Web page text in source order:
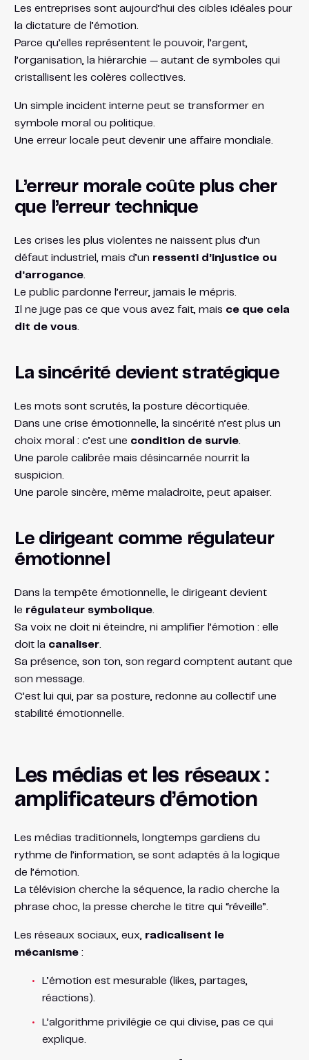
Les entreprises sont aujourd’hui des cibles idéales pour
la dictature de l’émotion.
Parce qu’elles représentent le pouvoir, l’argent,
l’organisation, la hiérarchie — autant de symboles qui
cristallisent les colères collectives.
Un simple incident interne peut se transformer en
symbole moral ou politique.
Une erreur locale peut devenir une affaire mondiale.
L’erreur morale coûte plus cher
que l’erreur technique
Les crises les plus violentes ne naissent plus d’un
défaut industriel, mais d’un ressenti d’injustice ou
d’arrogance.
Le public pardonne l’erreur, jamais le mépris.
Il ne juge pas ce que vous avez fait, mais ce que cela
dit de vous.
La sincérité devient stratégique
Les mots sont scrutés, la posture décortiquée.
Dans une crise émotionnelle, la sincérité n’est plus un
choix moral : c’est une condition de survie.
Une parole calibrée mais désincarnée nourrit la
suspicion.
Une parole sincère, même maladroite, peut apaiser.
Le dirigeant comme régulateur
émotionnel
Dans la tempête émotionnelle, le dirigeant devient
le régulateur symbolique.
Sa voix ne doit ni éteindre, ni amplifier l’émotion : elle
doit la canaliser.
Sa présence, son ton, son regard comptent autant que
son message.
C’est lui qui, par sa posture, redonne au collectif une
stabilité émotionnelle.
Les médias et les réseaux :
amplificateurs d’émotion
Les médias traditionnels, longtemps gardiens du
rythme de l’information, se sont adaptés à la logique
de l’émotion.
La télévision cherche la séquence, la radio cherche la
phrase choc, la presse cherche le titre qui “réveille”.
Les réseaux sociaux, eux, radicalisent le
mécanisme:
L’émotion est mesurable (likes, partages,
réactions).
L’algorithme privilégie ce qui divise, pas ce qui
explique.